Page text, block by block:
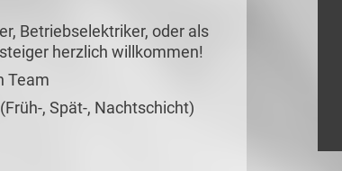
Betriebselektriker, oder als
herzlich willkommen!
Team
, Spät-, Nachtschicht)